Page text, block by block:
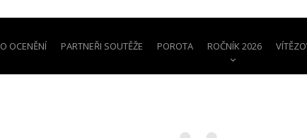
O OCENĚNÍ PARTNEŘI SOUTĚŽE POROTA ROČNÍK 2026